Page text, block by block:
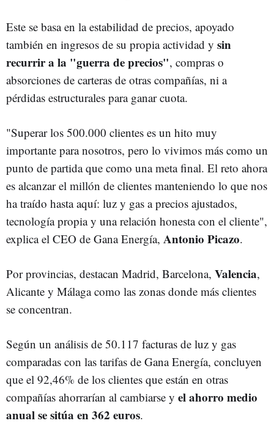
Este se basa en la estabilidad de precios, apoyado
también en ingresos de su propia actividad y sin
recurrir a la "guerra de precios", compras o
absorciones de carteras de otras compañías, ni a
pérdidas estructurales para ganar cuota.
"Superar los 500.000 clientes es un hito muy
importante para nosotros, pero lo vivimos más como un
punto de partida que como una meta final. El reto ahora
es alcanzar el millón de clientes manteniendo lo que nos
ha traído hasta aquí: luz y gas a precios ajustados,
tecnología propia y una relación honesta con el cliente",
explica el CEO de Gana Energía, Antonio Picazo.
Por provincias, destacan Madrid, Barcelona, Valencia,
Alicante y Málaga como las zonas donde más clientes
se concentran.
Según un análisis de 50.117 facturas de luz y gas
comparadas con las tarifas de Gana Energía, concluyen
que el 92,46% de los clientes que están en otras
compañías ahorrarían al cambiarse y el ahorro medio
anual se sitúa en 362 euros.